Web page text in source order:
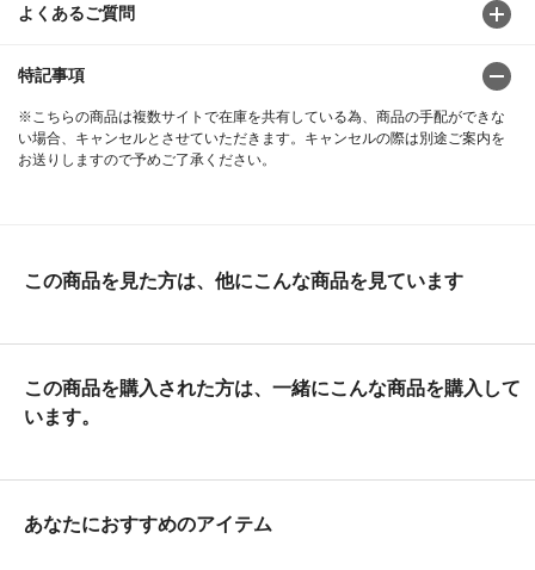
よくあるご質問
特記事項
※こちらの商品は複数サイトで在庫を共有している為、商品の手配ができな
い場合、キャンセルとさせていただきます。キャンセルの際は別途ご案内を
お送りしますので予めご了承ください。
この商品を見た方は、他にこんな商品を見ています
この商品を購入された方は、一緒にこんな商品を購入して
います。
あなたにおすすめのアイテム